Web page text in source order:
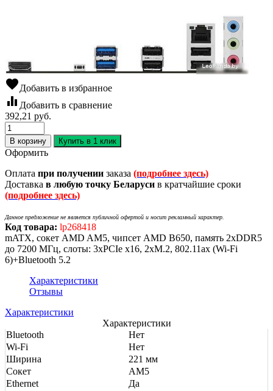
favoriteДобавить в избранное
equalizer Добавить в сравнение
392,21 руб.
В корзину Купить в 1 клик
Оформить
Оплата при получении заказа (подробнее здесь)
Доставка в любую точку Беларуси в кратчайшие сроки
(подробнее здесь)
Данное предложение не является публичной офертой и носит рекламный характер.
Код товара: lp268418
mATX, сокет AMD AM5, чипсет AMD B650, память 2xDDR5
до 7200 МГц, слоты: 3xPCIe x16, 2xM.2, 802.11ax (Wi-Fi
6)+Bluetooth 5.2
Характеристики
Отзывы
Характеристики
Характеристики
Bluetooth
Нет
Wi-Fi
Нет
Ширина
221 мм
Сокет
AM5
Ethernet
Да